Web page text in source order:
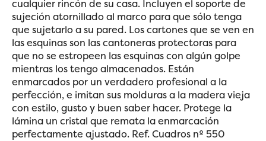
cualquier rincón de su casa. Incluyen el soporte de
sujeción atornillado al marco para que sólo tenga
que sujetarlo a su pared. Los cartones que se ven en
las esquinas son las cantoneras protectoras para
que no se estropeen las esquinas con algún golpe
mientras los tengo almacenados. Están
enmarcados por un verdadero profesional a la
perfección, e imitan sus molduras a la madera vieja
con estilo, gusto y buen saber hacer. Protege la
lámina un cristal que remata la enmarcación
perfectamente ajustado. Ref. Cuadros nº 550